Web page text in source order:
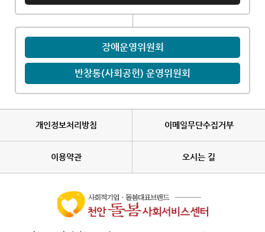
장애운영위원회
반창통(사회공헌) 운영위원회
개인정보처리방침 이메일무단수집거부
이용약관 오시는 길